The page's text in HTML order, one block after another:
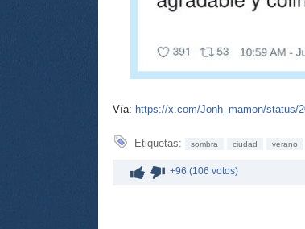
Vía: https://x.com/Jonh_mamon/status/
Etiquetas: sombra ciudad verano
+96 (106 votos)